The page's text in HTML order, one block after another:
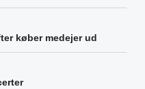
køber medejer ud